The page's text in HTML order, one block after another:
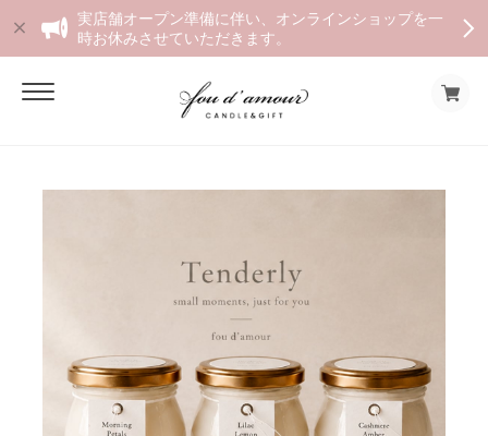
実店舗オープン準備に伴い、オンラインショップを一
時お休みさせていただきます。